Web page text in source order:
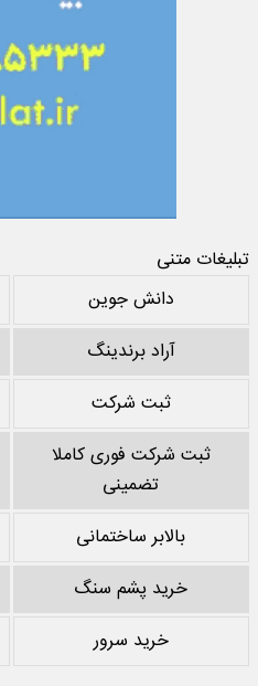
تبلیغات متنی
دانش جوین
آراد برندینگ
ثبت شرکت
ثبت شرکت فوری کاملا
تضمینی
بالابر ساختمانی
خرید پشم سنگ
خرید سرور